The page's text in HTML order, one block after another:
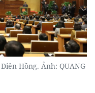
Hồng. Ảnh: QUANG